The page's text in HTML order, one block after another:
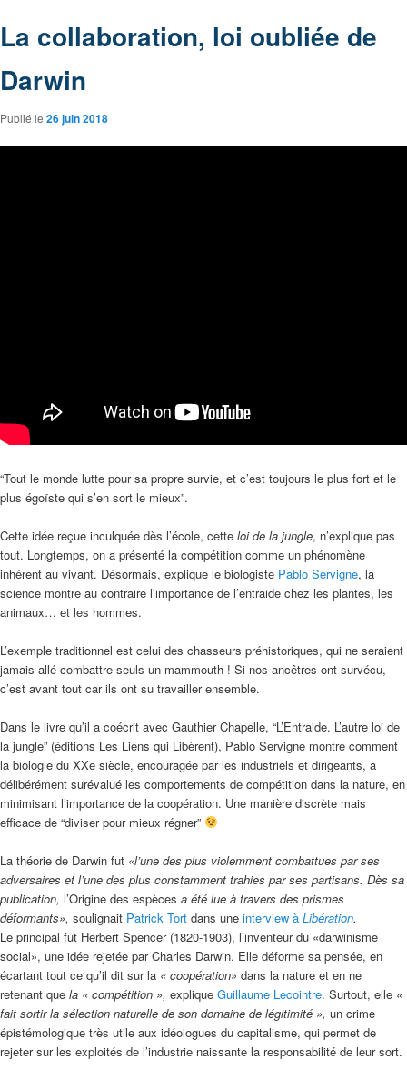
La collaboration, loi oubliée de
Darwin
Publié le 26 juin 2018
“Tout le monde lutte pour sa propre survie, et c’est toujours le plus fort et le
plus égoïste qui s’en sort le mieux”.
Cette idée reçue inculquée dès l’école, cette loi de la jungle, n’explique pas
tout. Longtemps, on a présenté la compétition comme un phénomène
inhérent au vivant. Désormais, explique le biologiste Pablo Servigne, la
science montre au contraire l’importance de l’entraide chez les plantes, les
animaux… et les hommes.
L’exemple traditionnel est celui des chasseurs préhistoriques, qui ne seraient
jamais allé combattre seuls un mammouth ! Si nos ancêtres ont survécu,
c’est avant tout car ils ont su travailler ensemble.
Dans le livre qu’il a coécrit avec Gauthier Chapelle, “L’Entraide. L’autre loi de
la jungle” (éditions Les Liens qui Libèrent), Pablo Servigne montre comment
la biologie du XXe siècle, encouragée par les industriels et dirigeants, a
délibérément surévalué les comportements de compétition dans la nature, en
minimisant l’importance de la coopération. Une manière discrète mais
efficace de “diviser pour mieux régner”
La théorie de Darwin fut «l’une des plus violemment combattues par ses
adversaires et l’une des plus constamment trahies par ses partisans. Dès sa
publication, l’Origine des espèces a été lue à travers des prismes
déformants», soulignait Patrick Tort dans une interview à Libération.
Le principal fut Herbert Spencer (1820-1903), l’inventeur du «darwinisme
social», une idée rejetée par Charles Darwin. Elle déforme sa pensée, en
écartant tout ce qu’il dit sur la « coopération» dans la nature et en ne
retenant que la « compétition », explique Guillaume Lecointre. Surtout, elle «
fait sortir la sélection naturelle de son domaine de légitimité », un crime
épistémologique très utile aux idéologues du capitalisme, qui permet de
rejeter sur les exploités de l’industrie naissante la responsabilité de leur sort.